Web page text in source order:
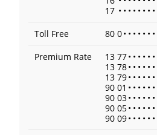
17 • • • • • • • •
Toll Free
80 0• • • • • • •
Premium Rate
13 77• • • • • •
13 78• • • • • •
13 79• • • • • •
90 01 • • • • • •
90 03• • • • • •
90 05• • • • • •
90 09• • • • • •